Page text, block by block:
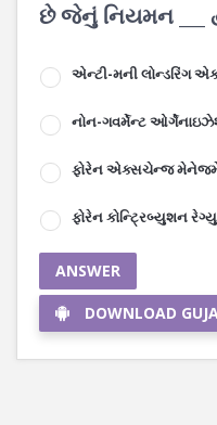
છે જેનું નિયમન ___
એન્ટી-મની લોન્ડરિંગ
નોન-ગવર્મેન્ટ
ફોરેન એક્સચેન્જ
ફોરેન કોન્ટ્રિબ્યુશન
ANSWER
DOWNLOAD